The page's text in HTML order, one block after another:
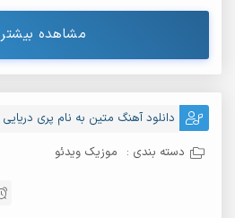
مشاهده بیشتر
دانلود آهنگ متین به نام پری دریایی
دسته بندی : موزیک ویدئو